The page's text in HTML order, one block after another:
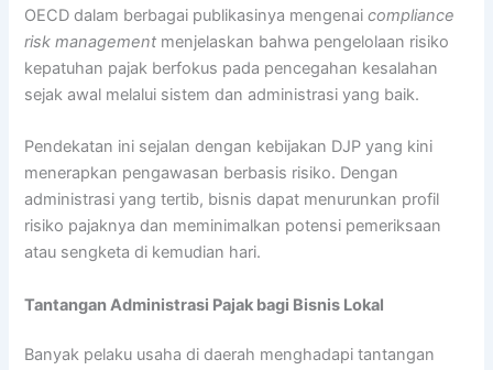
OECD dalam berbagai publikasinya mengenaicompliance
risk management menjelaskan bahwa pengelolaan risiko
kepatuhan pajak berfokus pada pencegahan kesalahan
sejak awal melalui sistem dan administrasi yang baik.
Pendekatan ini sejalan dengan kebijakan DJP yang kini
menerapkan pengawasan berbasis risiko. Dengan
administrasi yang tertib, bisnis dapat menurunkan profil
risiko pajaknya dan meminimalkan potensi pemeriksaan
atau sengketa di kemudian hari.
Tantangan Administrasi Pajak bagi Bisnis Lokal
Banyak pelaku usaha di daerah menghadapi tantangan